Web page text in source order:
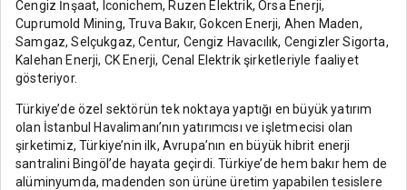
Cengiz İnşaat, Iconichem, Ruzen Elektrik, Orsa Enerji,
Cuprumold Mining, Truva Bakır, Gokcen Enerji, Ahen Maden,
Samgaz, Selçukgaz, Centur, Cengiz Havacılık, Cengizler Sigorta,
Kalehan Enerji, CK Enerji, Cenal Elektrik şirketleriyle faaliyet
gösteriyor.
Türkiye’de özel sektörün tek noktaya yaptığı en büyük yatırım
olan İstanbul Havalimanı’nın yatırımcısı ve işletmecisi olan
şirketimiz, Türkiye’nin ilk, Avrupa’nın en büyük hibrit enerji
santralini Bingöl’de hayata geçirdi. Türkiye’de hem bakır hem de
alüminyumda, madenden son ürüne üretim yapabilen tesislere